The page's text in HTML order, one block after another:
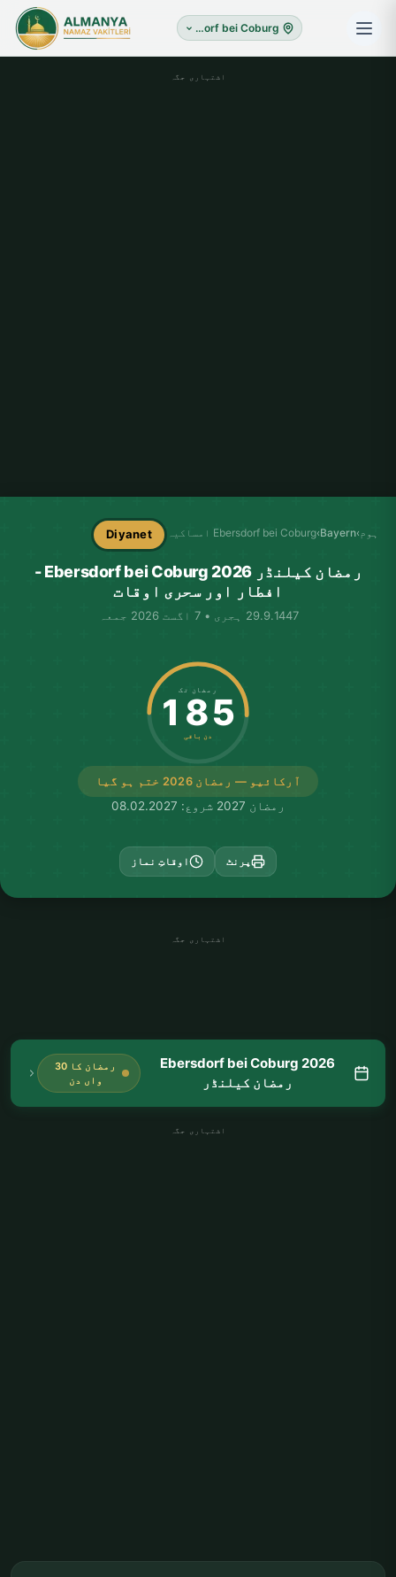
Ebersdorf bei Coburg
اشتہاری جگہ
ہوم ›
Bayern
›Ebersdorf bei Coburg امساکیہ Diyanet
رمضان کیلنڈر Ebersdorf bei Coburg 2026 -
افطار اور سحری اوقات
29.9.1447 ہجری • 7 اگست 2026 جمعہ
آرکائیو — رمضان 2026 ختم ہو گیا
رمضان تک
185
دن باقی
رمضان 2027 شروع: 08.02.2027
پرنٹ اوقاتِ نماز
اشتہاری جگہ
Ebersdorf bei Coburg 2026
رمضان کیلنڈر
رمضان کا 30
واں دن
اشتہاری جگہ